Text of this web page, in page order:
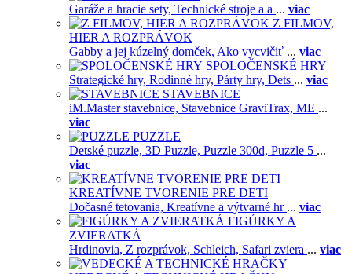
Garáže a hracie sety, Technické stroje a a ... viac
Z FILMOV,
HIER A ROZPRÁVOK
Gabby a jej kúzelný domček, Ako vycvičiť ... viac
SPOLOČENSKÉ HRY
Strategické hry, Rodinné hry, Párty hry, Dets ... viac
STAVEBNICE
iM.Master stavebnice, Stavebnice GraviTrax, ME ...
viac
PUZZLE
Detské puzzle, 3D Puzzle, Puzzle 300d, Puzzle 5 ...
viac
KREATÍVNE TVORENIE PRE DETI
Dočasné tetovania, Kreatívne a výtvarné hr ... viac
FIGÚRKY A
ZVIERATKÁ
Hrdinovia, Z rozprávok, Schleich, Safari zviera ... viac